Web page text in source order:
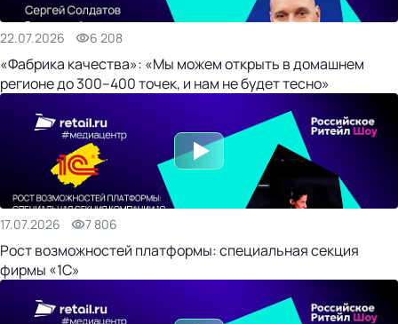
22.07.2026 6 208
«Фабрика качества»: «Мы можем открыть в домашнем
регионе до 300–400 точек, и нам не будет тесно»
17.07.2026 7 806
Рост возможностей платформы: специальная секция
фирмы «1С»